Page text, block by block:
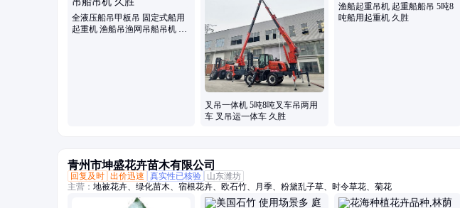
全液压船吊甲板吊 固定式船用
起重机 渔船吊渔网吊船吊机 久
叉吊一体机 5吨8吨叉车吊两用
车 叉吊运一体车 久胜
渔船起重吊机 起重船船吊 5吨8
吨船用起重机 久胜
青州市坤盛花卉苗木有限公司
回复及时 出价迅速 真实性已核验
山东潍坊
主营： 地被花卉、绿化苗木、宿根花卉、欧石竹、月季、粉黛乱子草、时令草花、菊花